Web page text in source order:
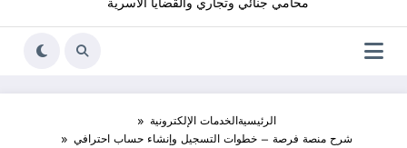
محامي جنائي وتجاري والقضايا الأسرية
الرئيسيةالخدمات الإلكترونية
شرح منصة فرصة – خطوات التسجيل وإنشاء حساب احترافي